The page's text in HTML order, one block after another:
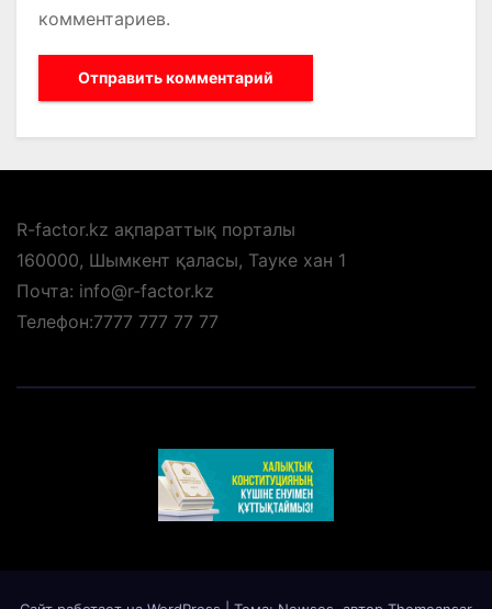
комментариев.
R-factor.kz ақпараттық порталы
160000, Шымкент қаласы, Тауке хан 1
Почта: info@r-factor.kz
Телефон:7777 777 77 77